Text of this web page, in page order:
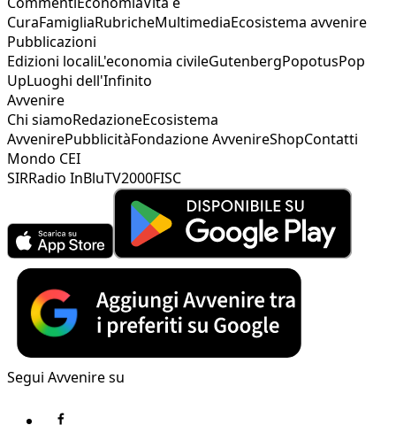
CuraFamigliaRubricheMultimediaEcosistema avvenire
Pubblicazioni
Edizioni localiL'economia civileGutenbergPopotusPop
UpLuoghi dell'Infinito
Avvenire
Chi siamoRedazioneEcosistema
AvvenirePubblicitàFondazione AvvenireShopContatti
Mondo CEI
SIRRadio InBluTV2000FISC
Segui Avvenire su